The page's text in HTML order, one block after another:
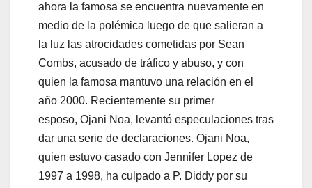
ahora la famosa se encuentra nuevamente en
medio de la polémica luego de que salieran a
la luz las atrocidades cometidas por Sean
Combs, acusado de tráfico y abuso, y con
quien la famosa mantuvo una relación en el
año 2000. Recientemente su primer
esposo, Ojani Noa, levantó especulaciones tras
dar una serie de declaraciones. Ojani Noa,
quien estuvo casado con Jennifer Lopez de
1997 a 1998, ha culpado a P. Diddy por su